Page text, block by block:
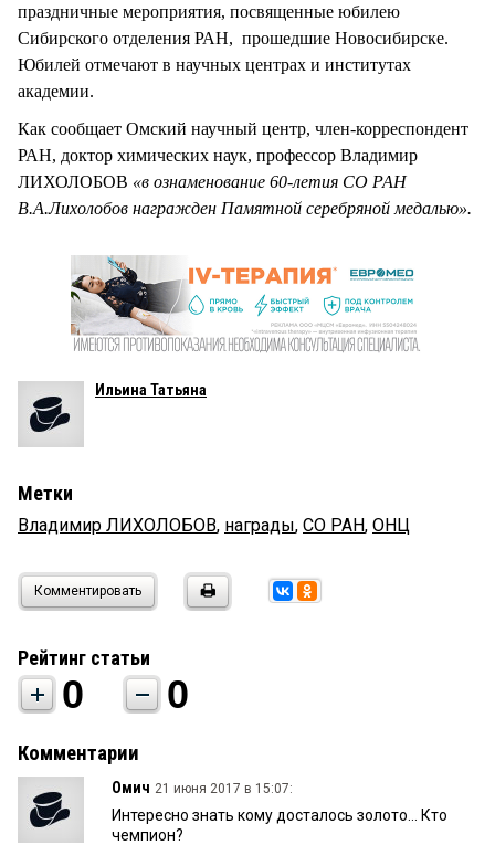
праздничные мероприятия, посвященные юбилею
Сибирского отделения РАН, прошедшие Новосибирске.
Юбилей отмечают в научных центрах и институтах
академии.
Как сообщает Омский научный центр, член-корреспондент
РАН, доктор химических наук, профессор Владимир
ЛИХОЛОБОВ «в ознаменование 60-летия СО РАН
В.А.Лихолобов награжден Памятной серебряной медалью».
Ильина Татьяна
Метки
Владимир ЛИХОЛОБОВ, награды, СО РАН, ОНЦ
Комментировать
Рейтинг статьи
0 0
Комментарии
Омич 21 июня 2017 в 15:07:
Интересно знать кому досталось золото... Кто
чемпион?